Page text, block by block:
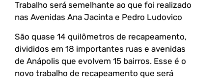
Trabalho será semelhante ao que foi realizado
nas Avenidas Ana Jacinta e Pedro Ludovico
São quase 14 quilômetros de recapeamento,
divididos em 18 importantes ruas e avenidas
de Anápolis que evolvem 15 bairros. Esse é o
novo trabalho de recapeamento que será